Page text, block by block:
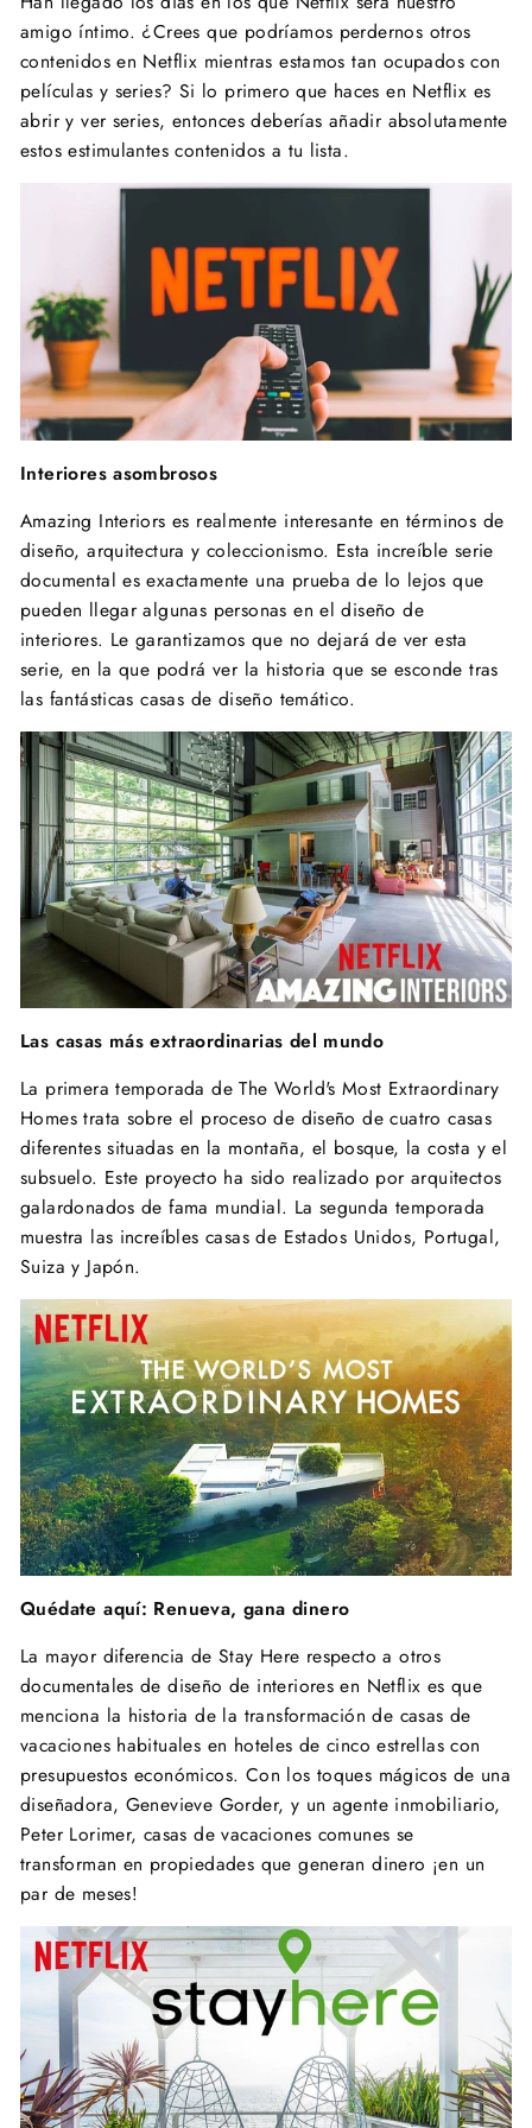
amigo íntimo. ¿Crees que podríamos perdernos otros
contenidos en Netflix mientras estamos tan ocupados con
películas y series? Si lo primero que haces en Netflix es
abrir y ver series, entonces deberías añadir absolutamente
estos estimulantes contenidos a tu lista.
Interiores asombrosos
Amazing Interiors es realmente interesante en términos de
diseño, arquitectura y coleccionismo. Esta increíble serie
documental es exactamente una prueba de lo lejos que
pueden llegar algunas personas en el diseño de
interiores. Le garantizamos que no dejará de ver esta
serie, en la que podrá ver la historia que se esconde tras
las fantásticas casas de diseño temático.
Las casas más extraordinarias del mundo
La primera temporada de The World's Most Extraordinary
Homes trata sobre el proceso de diseño de cuatro casas
diferentes situadas en la montaña, el bosque, la costa y el
subsuelo. Este proyecto ha sido realizado por arquitectos
galardonados de fama mundial. La segunda temporada
muestra las increíbles casas de Estados Unidos, Portugal,
Suiza y Japón.
Quédate aquí: Renueva, gana dinero
La mayor diferencia de Stay Here respecto a otros
documentales de diseño de interiores en Netflix es que
menciona la historia de la transformación de casas de
vacaciones habituales en hoteles de cinco estrellas con
presupuestos económicos. Con los toques mágicos de una
diseñadora, Genevieve Gorder, y un agente inmobiliario,
Peter Lorimer, casas de vacaciones comunes se
transforman en propiedades que generan dinero ¡en un
par de meses!